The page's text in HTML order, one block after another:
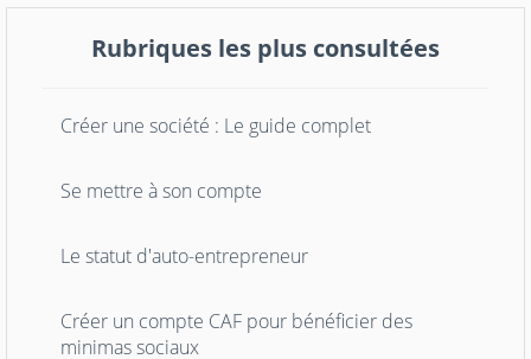
Rubriques les plus consultées
Créer une société : Le guide complet
Se mettre à son compte
Le statut d'auto-entrepreneur
Créer un compte CAF pour bénéficier des
minimas sociaux